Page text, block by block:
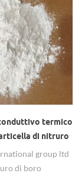
produttore di
e super fine in
ti offrirebbe
qualità con un
e un buon
termico
di nitruro
superfine
group ltd
di boro